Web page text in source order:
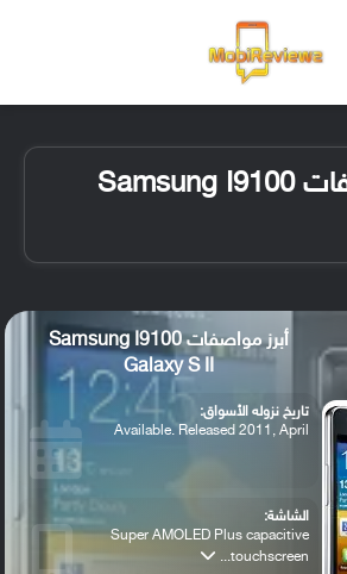
سعر ومواصفات Samsung I9100
أبرز مواصفات Samsung I9100
Galaxy S II
تاريخ نزوله الأسواق:
Available. Released 2011, April
الشاشة:
Super AMOLED Plus capacitive
touchscreen...